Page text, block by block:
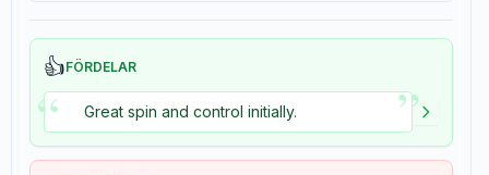
👍FÖRDELAR
“ Great spin and control initially. ”